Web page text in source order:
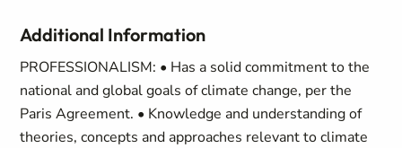
Additional Information
PROFESSIONALISM: • Has a solid commitment to the
national and global goals of climate change, per the
Paris Agreement. • Knowledge and understanding of
theories, concepts and approaches relevant to climate